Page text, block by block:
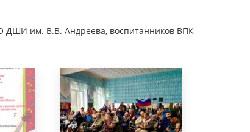
ДШИ им. В.В. Андреева, воспитанников ВПК